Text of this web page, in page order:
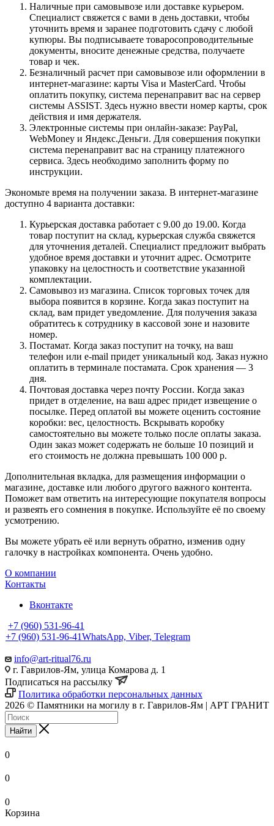
Наличные при самовывозе или доставке курьером.
Специалист свяжется с вами в день доставки, чтобы
уточнить время и заранее подготовить сдачу с любой
купюры. Вы подписываете товаросопроводительные
документы, вносите денежные средства, получаете
товар и чек.
Безналичный расчет при самовывозе или оформлении в
интернет-магазине: карты Visa и MasterCard. Чтобы
оплатить покупку, система перенаправит вас на сервер
системы ASSIST. Здесь нужно ввести номер карты, срок
действия и имя держателя.
Электронные системы при онлайн-заказе: PayPal,
WebMoney и Яндекс.Деньги. Для совершения покупки
система перенаправит вас на страницу платежного
сервиса. Здесь необходимо заполнить форму по
инструкции.
Экономьте время на получении заказа. В интернет-магазине
доступно 4 варианта доставки:
Курьерская доставка работает с 9.00 до 19.00. Когда
товар поступит на склад, курьерская служба свяжется
для уточнения деталей. Специалист предложит выбрать
удобное время доставки и уточнит адрес. Осмотрите
упаковку на целостность и соответствие указанной
комплектации.
Самовывоз из магазина. Список торговых точек для
выбора появится в корзине. Когда заказ поступит на
склад, вам придет уведомление. Для получения заказа
обратитесь к сотруднику в кассовой зоне и назовите
номер.
Постамат. Когда заказ поступит на точку, на ваш
телефон или e-mail придет уникальный код. Заказ нужно
оплатить в терминале постамата. Срок хранения — 3
дня.
Почтовая доставка через почту России. Когда заказ
придет в отделение, на ваш адрес придет извещение о
посылке. Перед оплатой вы можете оценить состояние
коробки: вес, целостность. Вскрывать коробку
самостоятельно вы можете только после оплаты заказа.
Один заказ может содержать не больше 10 позиций и
его стоимость не должна превышать 100 000 р.
Дополнительная вкладка, для размещения информации о
магазине, доставке или любого другого важного контента.
Поможет вам ответить на интересующие покупателя вопросы
и развеять его сомнения в покупке. Используйте её по своему
усмотрению.
Вы можете убрать её или вернуть обратно, изменив одну
галочку в настройках компонента. Очень удобно.
О компании
Контакты
Вконтакте
+7 (960) 531-96-41
+7 (960) 531-96-41WhatsApp, Viber, Telegram
info@art-ritual76.ru
г. Гаврилов-Ям, улица Комарова д. 1
Подписаться на рассылку
Политика обработки персональных данных
2026 © Памятники на могилу в г. Гаврилов-Ям | АРТ ГРАНИТ
Найти
0
0
0
Корзина